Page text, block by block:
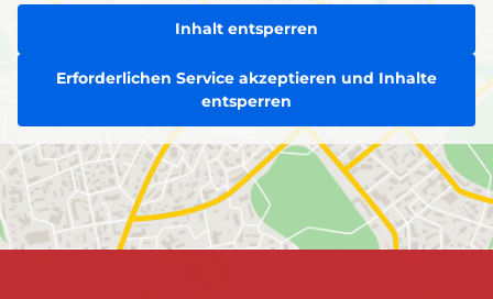
Inhalt entsperren
Erforderlichen Service akzeptieren und Inhalte
entsperren